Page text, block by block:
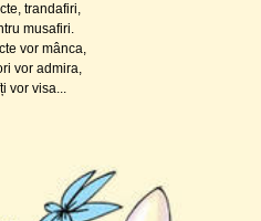
trandafiri,
musafiri.
vor mânca,
vor admira,
vor visa...